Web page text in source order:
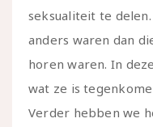
seksualiteit te
anders waren dan
horen waren. In
wat ze is
Verder hebben we